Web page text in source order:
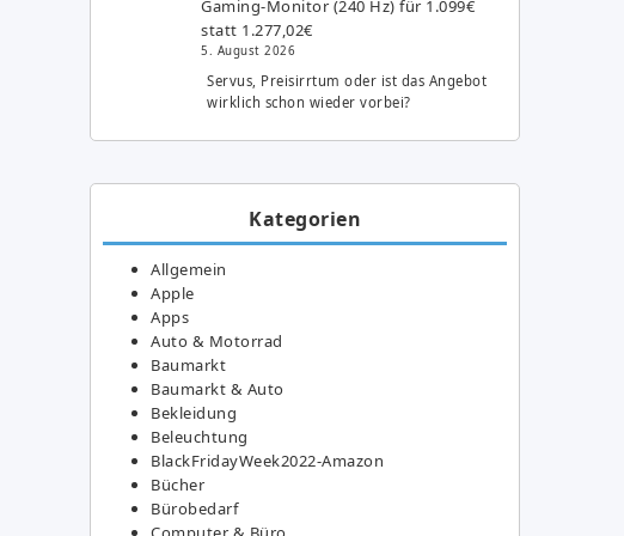
Gaming-Monitor (240 Hz) für 1.099€
statt 1.277,02€
5. August 2026
Servus, Preisirrtum oder ist das Angebot
wirklich schon wieder vorbei?
Kategorien
Allgemein
Apple
Apps
Auto & Motorrad
Baumarkt
Baumarkt & Auto
Bekleidung
Beleuchtung
BlackFridayWeek2022-Amazon
Bücher
Bürobedarf